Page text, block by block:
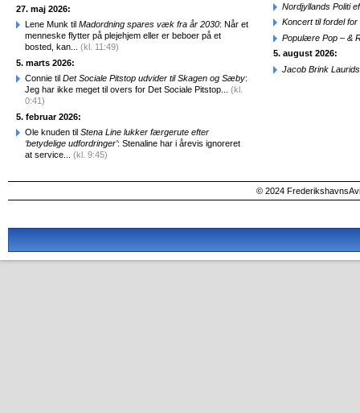
27. maj 2026:
Lene Munk til Madordning spares væk fra år 2030: Når et
menneske flytter på plejehjem eller er beboer på et
bosted, kan... (kl. 11:49)
5. marts 2026:
Connie til Det Sociale Pitstop udvider til Skagen og Sæby:
Jeg har ikke meget til overs for Det Sociale Pitstop... (kl.
0:41)
5. februar 2026:
Ole knuden til Stena Line lukker færgerute efter
‘betydelige udfordringer’: Stenaline har i årevis ignoreret
at service... (kl. 9:45)
Nordjyllands Politi
Koncert til fordel
Populære Pop – &
5. august 2026:
Jacob Brink
© 2024